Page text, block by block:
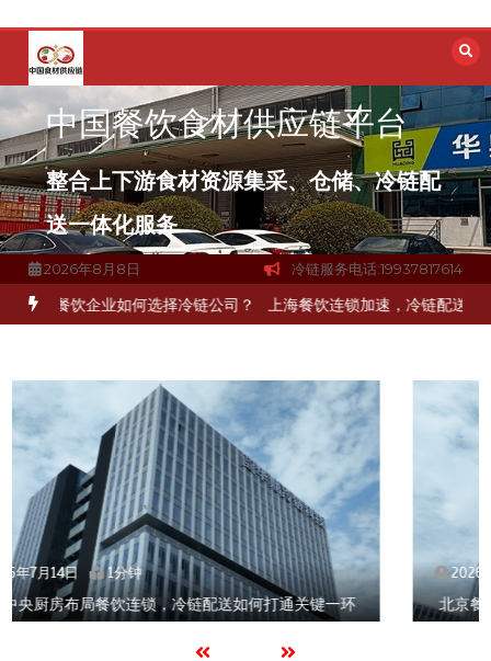
容
中国餐饮食材供应链平台
整合上下游食材资源集采、仓储、冷链配
送一体化服务
2026年8月8日 冷链服务电话:19937817614
饮企业如何选择冷链公司？ 上海餐饮连锁加速，冷链配送如何破解
2026年7月14日 1分钟
北京餐饮企业如何选择冷链公司？